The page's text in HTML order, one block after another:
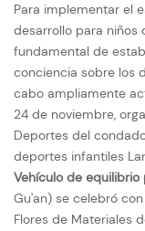
Para implementar el
desarrollo para niños
fundamental de
conciencia sobre los
cabo ampliamente
24 de noviembre,
Deportes del
deportes infantiles
Vehículo de equilibrio
Gu'an) se celebró
Flores de Materiales